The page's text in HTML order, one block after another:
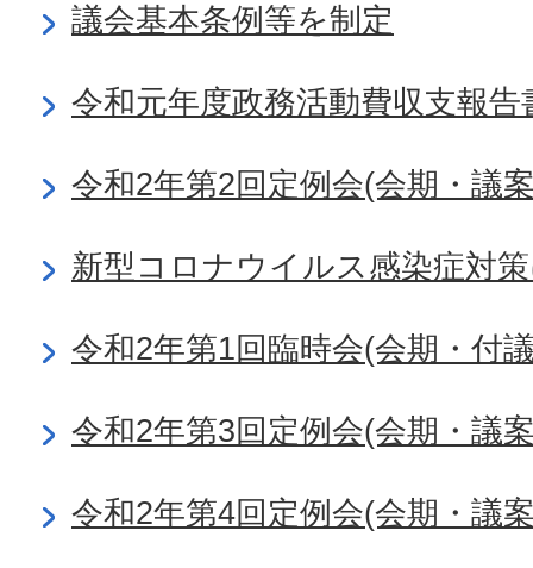
議会基本条例等を制定
令和元年度政務活動費収支報告
令和2年第2回定例会(会期・議
新型コロナウイルス感染症対
令和2年第1回臨時会(会期・付
令和2年第3回定例会(会期・議
令和2年第4回定例会(会期・議